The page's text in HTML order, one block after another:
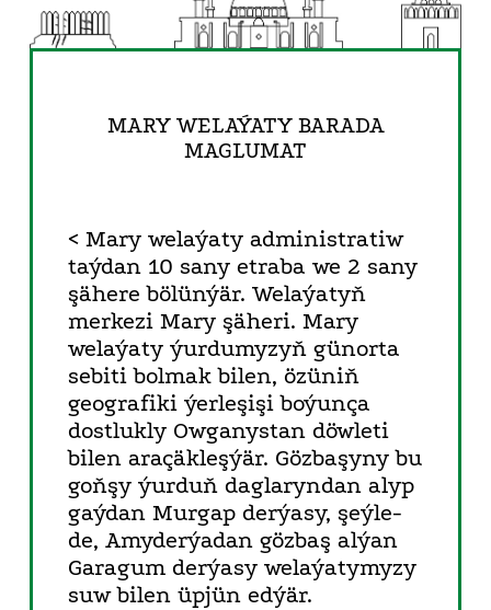
MARY WELAÝATY BARADA
MAGLUMAT
< Mary welaýaty administratiw
taýdan 10 sany etraba we 2 sany
şähere bölünýär. Welaýatyň
merkezi Mary şäheri. Mary
welaýaty ýurdumyzyň günorta
sebiti bolmak bilen, özüniň
geografiki ýerleşişi boýunça
dostlukly Owganystan döwleti
bilen araçäkleşýär. Gözbaşyny bu
goňşy ýurduň daglaryndan alyp
gaýdan Murgap derýasy, şeýle-
de, Amyderýadan gözbaş alýan
Garagum derýasy welaýatymyzy
suw bilen üpjün edýär.